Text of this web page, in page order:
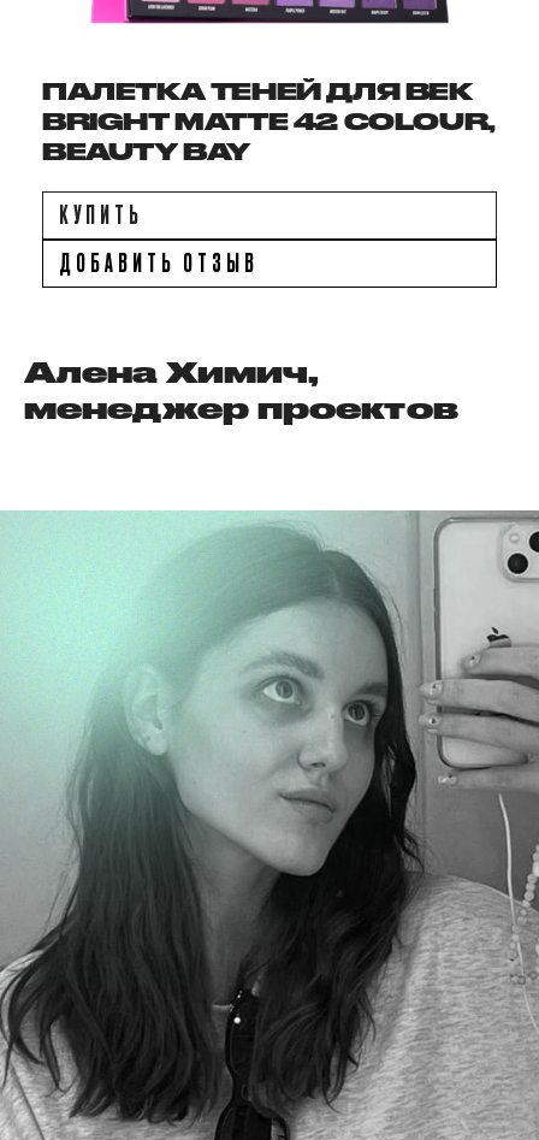
ПАЛЕТКА ТЕНЕЙ ДЛЯ ВЕК
BRIGHT MATTE 42 COLOUR,
BEAUTY BAY
КУПИТЬ
ДОБАВИТЬ ОТЗЫВ
Алена Химич,
менеджер проектов